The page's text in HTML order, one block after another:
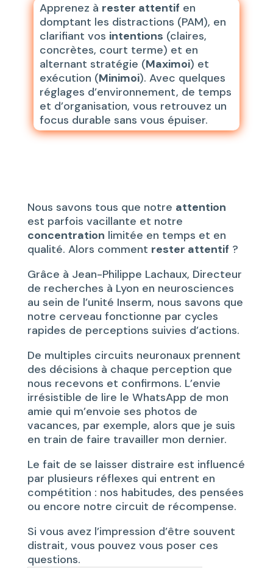
Apprenez à rester attentif en
domptant les distractions (PAM), en
clarifiant vos intentions (claires,
concrètes, court terme) et en
alternant stratégie (Maximoi) et
exécution (Minimoi). Avec quelques
réglages d’environnement, de temps
et d’organisation, vous retrouvez un
focus durable sans vous épuiser.
Nous savons tous que notre attention
est parfois vacillante et notre
concentration limitée en temps et en
qualité. Alors comment rester attentif ?
Grâce à Jean-Philippe Lachaux, Directeur
de recherches à Lyon en neurosciences
au sein de l’unité Inserm, nous savons que
notre cerveau fonctionne par cycles
rapides de perceptions suivies d’actions.
De multiples circuits neuronaux prennent
des décisions à chaque perception que
nous recevons et confirmons. L’envie
irrésistible de lire le WhatsApp de mon
amie qui m’envoie ses photos de
vacances, par exemple, alors que je suis
en train de faire travailler mon dernier.
Le fait de se laisser distraire est influencé
par plusieurs réflexes qui entrent en
compétition : nos habitudes, des pensées
ou encore notre circuit de récompense.
Si vous avez l’impression d’être souvent
distrait, vous pouvez vous poser ces
questions.